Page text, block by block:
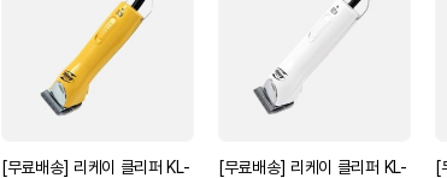
[무료배송] 리케이 클리퍼 KL-
[무료배송] 리케이 클리퍼 KL-
[